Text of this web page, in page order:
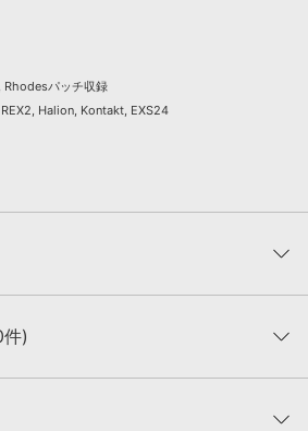
Rhodesパッチ収録
Halion, Kontakt, EXS24
)